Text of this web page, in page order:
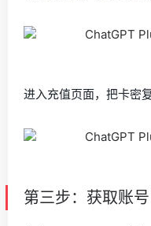
进入充值页面，把卡密
第三步：获取账